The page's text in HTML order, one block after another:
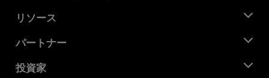
企業責任
キャリア
お問い合わせ
ニュースルーム
メディア ライブラリ
リソース
デベロッパー セントラル
ケース スタディ
パートナー
AMD パートナー ハブ
投資家